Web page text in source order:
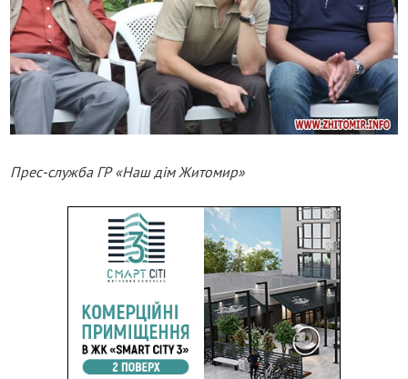
Прес-служба ГР «Наш дім Житомир»